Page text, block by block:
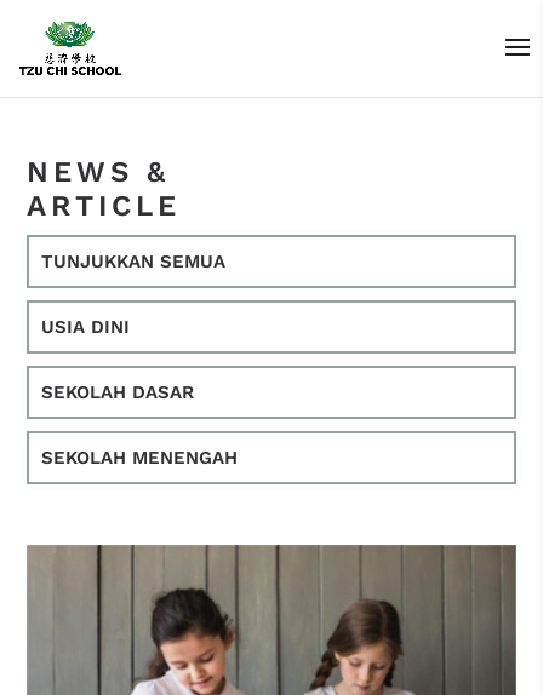
NEWS &
ARTICLE
TUNJUKKAN SEMUA
USIA DINI
SEKOLAH DASAR
SEKOLAH MENENGAH